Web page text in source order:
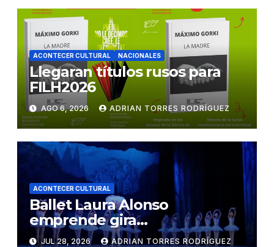
ACONTECER CULTURAL NACIONALES
Llegaran títulos rusos para
FILH2026
AGO 6, 2026 ADRIAN TORRES RODRÍGUEZ
ACONTECER CULTURAL
Ballet Laura Alonso
emprende gira
centroamericana
JUL 28, 2026 ADRIAN TORRES RODRÍGUEZ